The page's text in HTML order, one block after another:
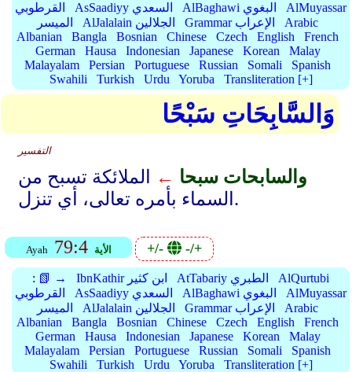
القرطوبي
AsSaadiyy السعدي AlBaghawi البغوي
AlMuyassar
الميسر
AlJalalain الجلالين Grammar الإعراب
Arabic
Albanian
Bangla Bosnian Chinese Czech English
French
German
Hausa Indonesian Japanese Korean
Malay
Malayalam
Persian Portuguese Russian Somali
Spanish
Swahili
Turkish Urdu Yoruba Transliteration [+]
وَالسَّابِحَاتِ سَبْحًا
التفسير
والسابحات سبحا ←
الملائكة تسبح من
السماء بأمره تعالى، أي تنزل.
Ayah 79:4 الأية +/- -/+
: 📗 → IbnKathir ابن كثير AtTabariy الطبري
AlQurtubi
القرطوبي
AsSaadiyy السعدي AlBaghawi البغوي
AlMuyassar
الميسر
AlJalalain الجلالين Grammar الإعراب
Arabic
Albanian
Bangla Bosnian Chinese Czech English
French
German
Hausa Indonesian Japanese Korean
Malay
Malayalam
Persian Portuguese Russian Somali
Spanish
Swahili
Turkish Urdu Yoruba Transliteration [+]